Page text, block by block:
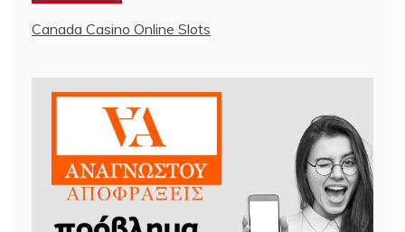
Canada Casino Online Slots